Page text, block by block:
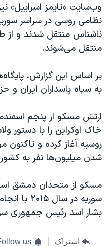
چهل سال گروگان‌گیری
قانون شفافیت دارائی کادر
اعتراضات مردمی آبان ۹۸
اسرائیل در جنگ
نرگس محمدی برنده جایزه
صفحه‌های ویژه
سفر پرزیدنت ترامپ به چین
وب‌سایت «تایمز اسراییل»
نظامی روسی در سراسر
ناشناس منتقل شدند و از
منتقل می‌شوند.
بر اساس این گزارش،
به سپاه پاسداران ایران و
خاک اوکراین را با دستور
روسیه آغاز کرده و تاکنون
شدن میلیون‌ها نفر به
مسکو از متحدان دمشق
سوریه در
بشار اسد رئیس جمهوری
اشتراک us